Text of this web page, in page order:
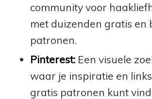
community voor
met duizenden gratis en
patronen.
Pinterest:Een visuele
waar je inspiratie en
gratis patronen kunt